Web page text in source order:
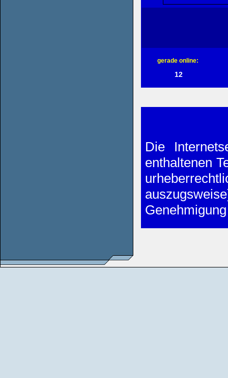
gerade online:
12
Die
enthaltenen